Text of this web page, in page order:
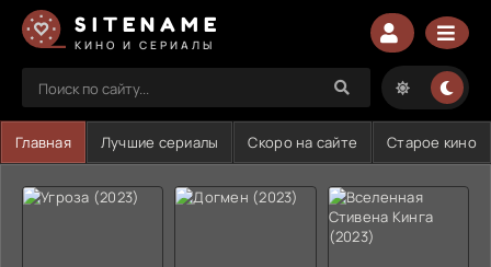
SITENAME
КИНО И СЕРИАЛЫ
Главная Лучшие сериалы Скоро на сайте Старое кино